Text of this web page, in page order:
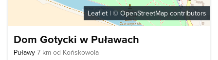
Leaflet | © OpenStreetMap contributors
Dom Gotycki w Puławach
Puławy 7 km od Końskowola